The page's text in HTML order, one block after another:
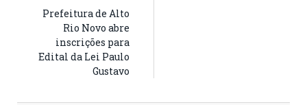
Prefeitura de Alto
Rio Novo abre
inscrições para
Edital da Lei Paulo
Gustavo